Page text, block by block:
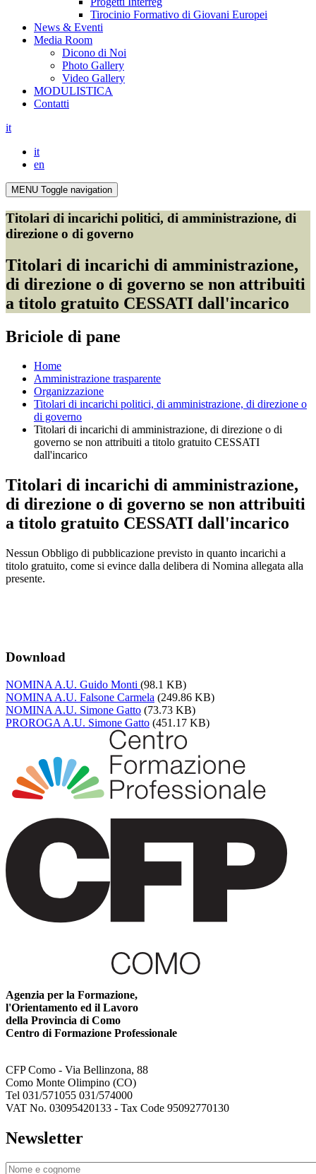
Tirocinio Formativo di Giovani Europei
News & Eventi
Media Room
Dicono di Noi
Photo Gallery
Video Gallery
MODULISTICA
Contatti
it
it
en
MENU Toggle navigation
Titolari di incarichi politici, di amministrazione, di
direzione o di governo
Titolari di incarichi di amministrazione,
di direzione o di governo se non attribuiti
a titolo gratuito CESSATI dall'incarico
Briciole di pane
Home
Amministrazione trasparente
Organizzazione
Titolari di incarichi politici, di amministrazione, di direzione o
di governo
Titolari di incarichi di amministrazione, di direzione o di
governo se non attribuiti a titolo gratuito CESSATI
dall'incarico
Titolari di incarichi di amministrazione,
di direzione o di governo se non attribuiti
a titolo gratuito CESSATI dall'incarico
Nessun Obbligo di pubblicazione previsto in quanto incarichi a
titolo gratuito, come si evince dalla delibera di Nomina allegata alla
presente.
Download
NOMINA A.U. Guido Monti (98.1 KB)
NOMINA A.U. Falsone Carmela (249.86 KB)
NOMINA A.U. Simone Gatto (73.73 KB)
PROROGA A.U. Simone Gatto (451.17 KB)
Agenzia per la Formazione,
l'Orientamento ed il Lavoro
della Provincia di Como
Centro di Formazione Professionale
CFP Como - Via Bellinzona, 88
Como Monte Olimpino (CO)
Tel 031/571055 031/574000
VAT No. 03095420133 - Tax Code 95092770130
Newsletter